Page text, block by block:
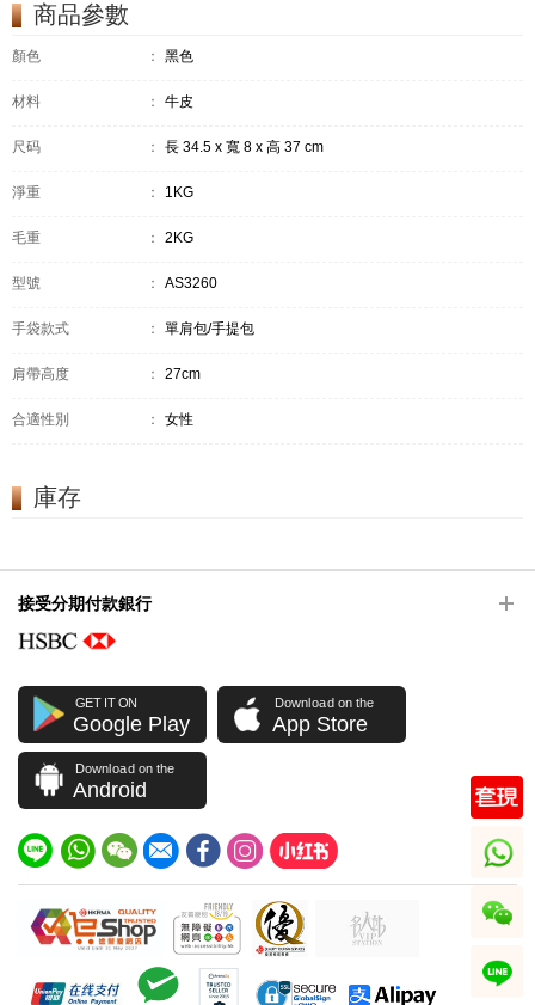
商品參數
顏色 ： 黑色
材料 ： 牛皮
尺码 ： 長 34.5 x 寬 8 x 高 37 cm
淨重 ： 1KG
毛重 ： 2KG
型號 ： AS3260
手袋款式 ： 單肩包/手提包
肩帶高度 ： 27cm
合適性別 ： 女性
庫存
接受分期付款銀行
GET IT ON
Google Play
Download on the
App Store
Download on the
Android
whatsapp